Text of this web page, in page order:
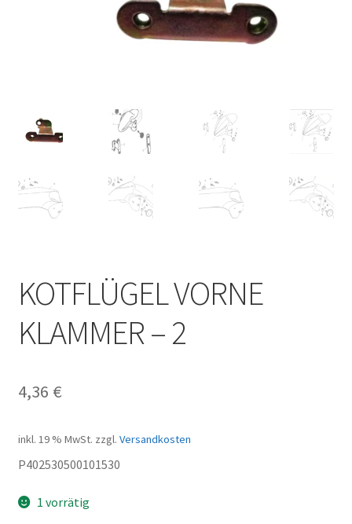
KOTFLÜGEL VORNE
KLAMMER – 2
4,36 €
inkl. 19 % MwSt. zzgl. Versandkosten
P402530500101530
1 vorrätig